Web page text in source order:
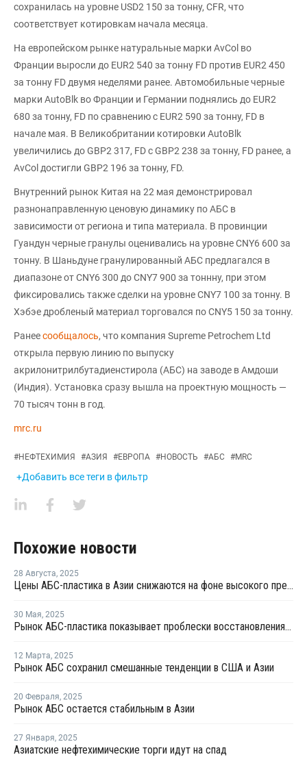
сохранилась на уровне USD2 150 за тонну, CFR, что
соответствует котировкам начала месяца.
На европейском рынке натуральные марки AvCol во
Франции выросли до EUR2 540 за тонну FD против EUR2 450
за тонну FD двумя неделями ранее. Автомобильные черные
марки AutoBlk во Франции и Германии поднялись до EUR2
680 за тонну, FD по сравнению с EUR2 590 за тонну, FD в
начале мая. В Великобритании котировки AutoBlk
увеличились до GBP2 317, FD с GBP2 238 за тонну, FD ранее, а
AvCol достигли GBP2 196 за тонну, FD.
Внутренний рынок Китая на 22 мая демонстрировал
разнонаправленную ценовую динамику по АБС в
зависимости от региона и типа материала. В провинции
Гуандун черные гранулы оценивались на уровне CNY6 600 за
тонну. В Шаньдуне гранулированный АБС предлагался в
диапазоне от CNY6 300 до CNY7 900 за тоннну, при этом
фиксировались также сделки на уровне CNY7 100 за тонну. В
Хэбэе дробленый материал торговался по CNY5 150 за тонну.
Ранеесообщалось, что компания Supreme Petrochem Ltd
открыла первую линию по выпуску
акрилонитрилбутадиенстирола (АБС) на заводе в Амдоши
(Индия). Установка сразу вышла на проектную мощность —
70 тысяч тонн в год.
mrc.ru
#НЕФТЕХИМИЯ #АЗИЯ #ЕВРОПА #НОВОСТЬ #АБС #MRC
+Добавить все теги в фильтр
Похожие новости
28 Августа, 2025
Цены АБС-пластика в Азии снижаются на фоне высокого предложения и сезонного спада спроса
30 Мая, 2025
Рынок АБС-пластика показывает проблески восстановления на фоне избыточного предложения
12 Марта, 2025
Рынок АБС сохранил смешанные тенденции в США и Азии
20 Февраля, 2025
Рынок АБС остается стабильным в Азии
27 Января, 2025
Азиатские нефтехимические торги идут на спад